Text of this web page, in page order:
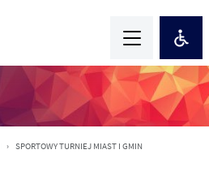
SPORTOWY TURNIEJ MIAST I GMIN